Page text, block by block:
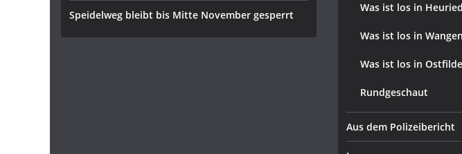
Speidelweg bleibt bis Mitte November gesperrt
Was ist los in
Was ist los in
Was ist los in
Rundgeschaut
Aus dem Polizeibericht